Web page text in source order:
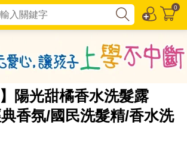
0
】陽光甜橘香水洗髮露
香氛/國民洗髮精/香水洗